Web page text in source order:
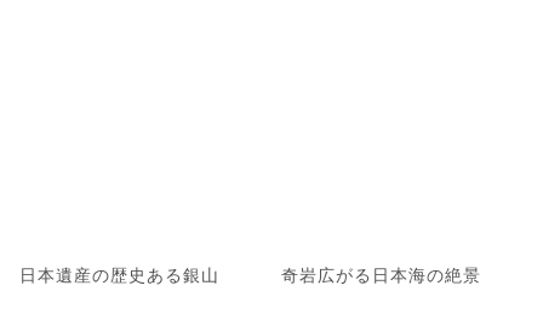
日本遺産の歴史ある銀山 奇岩広がる日本海の絶景